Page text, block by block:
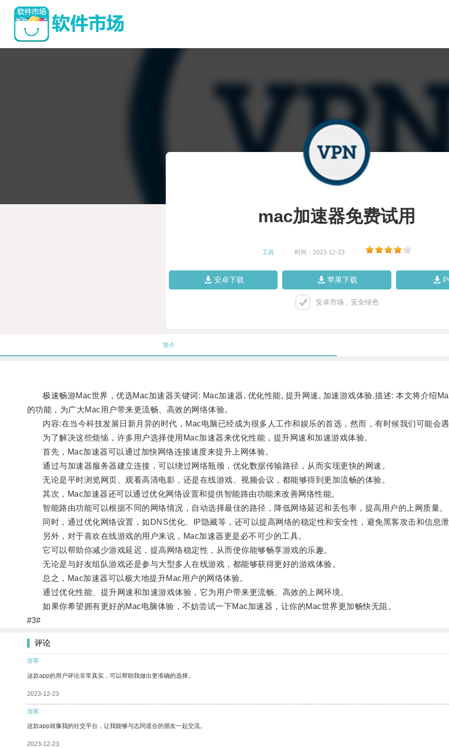
mac加速器免费试用
工具 时间：2023-12-23
安卓下载 苹果下载
安卓市场，安全绿色
简介
极速畅游Mac世界，优选Mac加速器关键词: Mac加速器, 优化性能, 提升网速, 加速游戏体验.描述: 本文将介绍
的功能，为广大Mac用户带来更流畅、高效的网络体验。
内容:在当今科技发展日新月异的时代，Mac电脑已经成为很多人工作和娱乐的首选，然而，有时候我们可能会
为了解决这些烦恼，许多用户选择使用Mac加速器来优化性能，提升网速和加速游戏体验。
首先，Mac加速器可以通过加快网络连接速度来提升上网体验。
通过与加速器服务器建立连接，可以绕过网络瓶颈，优化数据传输路径，从而实现更快的网速。
无论是平时浏览网页、观看高清电影，还是在线游戏、视频会议，都能够得到更加流畅的体验。
其次，Mac加速器还可以通过优化网络设置和提供智能路由功能来改善网络性能。
智能路由功能可以根据不同的网络情况，自动选择最佳的路径，降低网络延迟和丢包率，提高用户的上网质量。
同时，通过优化网络设置，如DNS优化、IP隐藏等，还可以提高网络的稳定性和安全性，避免黑客攻击和信息
另外，对于喜欢在线游戏的用户来说，Mac加速器更是必不可少的工具。
它可以帮助你减少游戏延迟，提高网络稳定性，从而使你能够畅享游戏的乐趣。
无论是与好友组队游戏还是参与大型多人在线游戏，都能够获得更好的游戏体验。
总之，Mac加速器可以极大地提升Mac用户的网络体验。
通过优化性能、提升网速和加速游戏体验，它为用户带来更流畅、高效的上网环境。
如果你希望拥有更好的Mac电脑体验，不妨尝试一下Mac加速器，让你的Mac世界更加畅快无阻。
#3#
评论
游客
这款app的用户评论非常真实，可以帮助我做出更准确的选择。
2023-12-23
游客
这款app就像我的社交平台，让我能够与志同道合的朋友一起交流。
2023-12-23